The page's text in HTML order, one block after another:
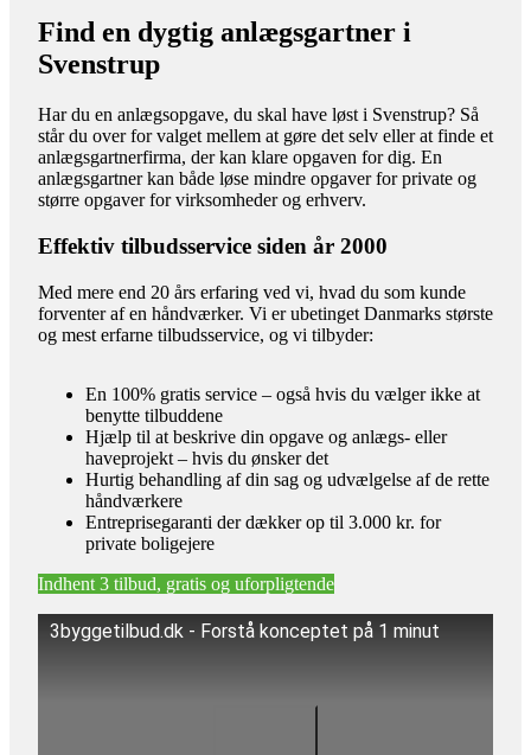
Find en dygtig anlægsgartner i
Svenstrup
Har du en anlægsopgave, du skal have løst i Svenstrup? Så
står du over for valget mellem at gøre det selv eller at finde et
anlægsgartnerfirma, der kan klare opgaven for dig. En
anlægsgartner kan både løse mindre opgaver for private og
større opgaver for virksomheder og erhverv.
Effektiv tilbudsservice siden år 2000
Med mere end 20 års erfaring ved vi, hvad du som kunde
forventer af en håndværker. Vi er ubetinget Danmarks største
og mest erfarne tilbudsservice, og vi tilbyder:
En 100% gratis service – også hvis du vælger ikke at
benytte tilbuddene
Hjælp til at beskrive din opgave og anlægs- eller
haveprojekt – hvis du ønsker det
Hurtig behandling af din sag og udvælgelse af de rette
håndværkere
Entreprisegaranti der dækker op til 3.000 kr. for
private boligejere
Indhent 3 tilbud, gratis og uforpligtende
3byggetilbud.dk - Forstå konceptet på 1 minut